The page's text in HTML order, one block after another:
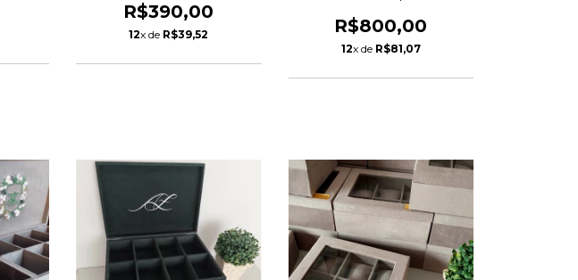
R$390,00
12x de R$39,52 R$800,00
12x de R$81,07